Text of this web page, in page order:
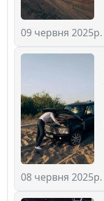
09 червня 2025р.
08 червня 2025р.